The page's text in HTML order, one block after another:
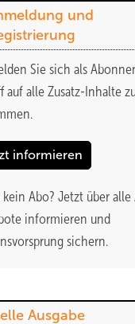
und
Sie sich als
auf alle Zusatz-Inhalte
.
informieren
Abo? Jetzt über alle
informieren und
sichern.
Ausgabe